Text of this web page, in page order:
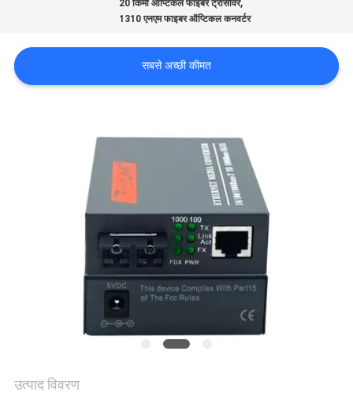
समाचार
20 किमी ऑप्टिकल फाइबर ट्रांसीवर
1310 एनएम फाइबर ऑप्टिकल कनवर्टर
सबसे अच्छी कीमत
उत्पाद विवरण